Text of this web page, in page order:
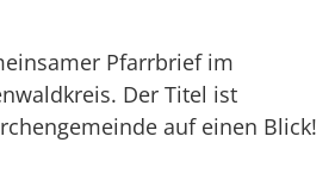
Pfarrbrief im
Der Titel ist
auf einen Blick!